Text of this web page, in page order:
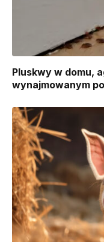
Pluskwy w domu,
wynajmowanym